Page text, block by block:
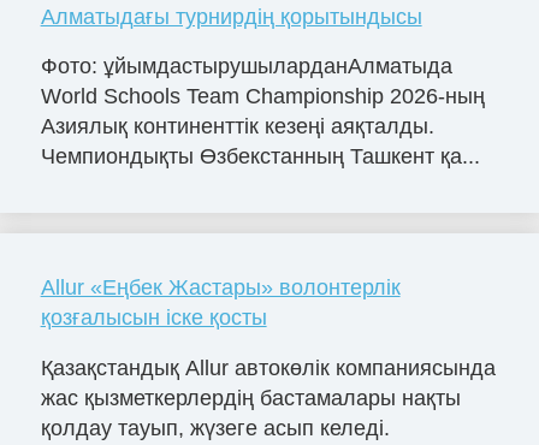
Алматыдағы турнирдің қорытындысы
Фото: ұйымдастырушыларданАлматыда
World Schools Team Championship 2026-ның
Азиялық континенттік кезеңі аяқталды.
Чемпиондықты Өзбекстанның Ташкент қа...
Allur «Еңбек Жастары» волонтерлік
қозғалысын іске қосты
Қазақстандық Allur автокөлік компаниясында
жас қызметкерлердің бастамалары нақты
қолдау тауып, жүзеге асып келеді.